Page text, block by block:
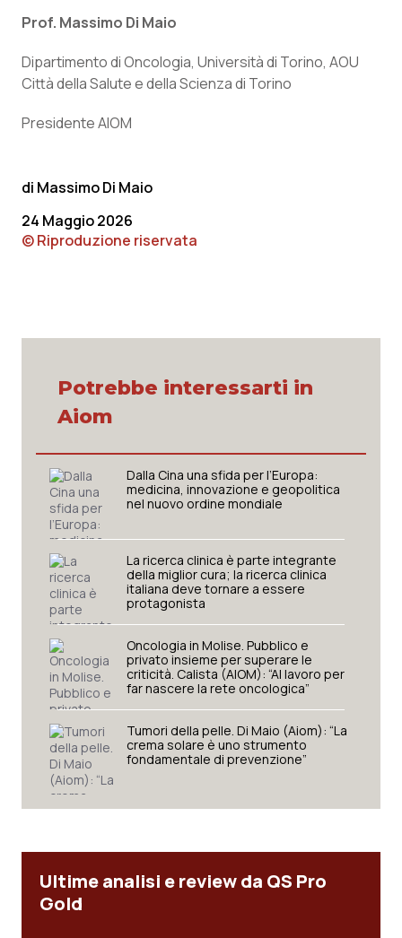
Prof. Massimo Di Maio
Dipartimento di Oncologia, Università di Torino, AOU
Città della Salute e della Scienza di Torino
Presidente AIOM
Massimo Di Maio
24 Maggio 2026
© Riproduzione riservata
Potrebbe interessarti in
Aiom
Dalla Cina una sfida per l’Europa:
medicina, innovazione e geopolitica
nel nuovo ordine mondiale
La ricerca clinica è parte integrante
della miglior cura; la ricerca clinica
italiana deve tornare a essere
protagonista
Oncologia in Molise. Pubblico e
privato insieme per superare le
criticità. Calista (AIOM): “Al lavoro per
far nascere la rete oncologica”
Tumori della pelle. Di Maio (Aiom): “La
crema solare è uno strumento
fondamentale di prevenzione”
Ultime analisi e review da QS Pro
Gold